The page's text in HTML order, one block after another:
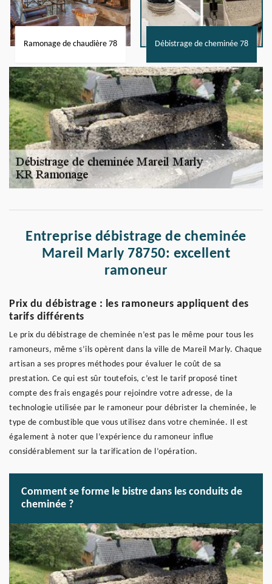
Ramonage de chaudière 78 Débistrage de cheminée 78
Entreprise débistrage de cheminée
Mareil Marly 78750: excellent
ramoneur
Prix du débistrage : les ramoneurs appliquent des
tarifs différents
Le prix du débistrage de cheminée n’est pas le même pour tous les
ramoneurs, même s’ils opèrent dans la ville de Mareil Marly. Chaque
artisan a ses propres méthodes pour évaluer le coût de sa
prestation. Ce qui est sûr toutefois, c’est le tarif proposé tinet
compte des frais engagés pour rejoindre votre adresse, de la
technologie utilisée par le ramoneur pour débrister la cheminée, le
type de combustible que vous utilisez dans votre cheminée. Il est
également à noter que l’expérience du ramoneur influe
considérablement sur la tarification de l’opération.
Comment se forme le bistre dans les conduits de
cheminée ?